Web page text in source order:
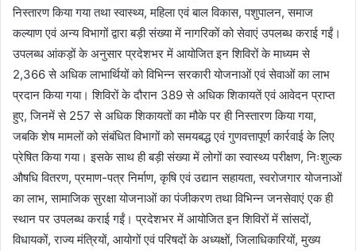
निस्तारण किया गया तथा स्वास्थ्य, महिला एवं बाल विकास, पशुपालन, समाज
कल्याण एवं अन्य विभागों द्वारा बड़ी संख्या में नागरिकों को सेवाएं उपलब्ध कराई गईं।
उपलब्ध आंकड़ों के अनुसार प्रदेशभर में आयोजित इन शिविरों के माध्यम से
2,366 से अधिक लाभार्थियों को विभिन्न सरकारी योजनाओं एवं सेवाओं का लाभ
प्रदान किया गया। शिविरों के दौरान 389 से अधिक शिकायतें एवं आवेदन प्राप्त
हुए, जिनमें से 257 से अधिक शिकायतों का मौके पर ही निस्तारण किया गया,
जबकि शेष मामलों को संबंधित विभागों को समयबद्ध एवं गुणवत्तापूर्ण कार्रवाई के लिए
प्रेषित किया गया। इसके साथ ही बड़ी संख्या में लोगों का स्वास्थ्य परीक्षण, निःशुल्क
औषधि वितरण, प्रमाण-पत्र निर्माण, कृषि एवं उद्यान सहायता, स्वरोजगार योजनाओं
का लाभ, सामाजिक सुरक्षा योजनाओं का पंजीकरण तथा विभिन्न जनसेवाएं एक ही
स्थान पर उपलब्ध कराई गईं। प्रदेशभर में आयोजित इन शिविरों में सांसदों,
विधायकों, राज्य मंत्रियों, आयोगों एवं परिषदों के अध्यक्षों, जिलाधिकारियों, मुख्य